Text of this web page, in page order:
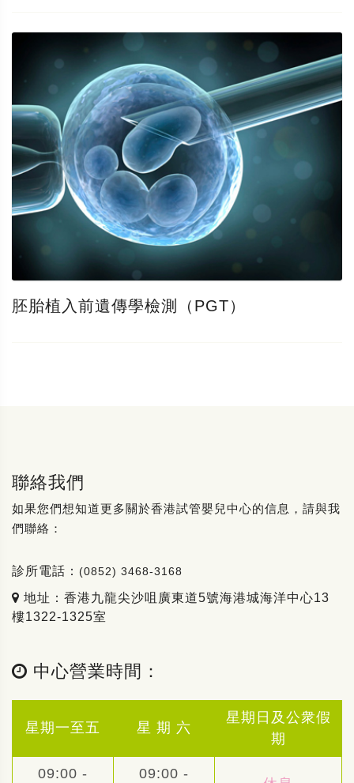
胚胎植入前遺傳學檢測（PGT）
聯絡我們
如果您們想知道更多關於香港試管嬰兒中心的信息，請與我
們聯絡：
診所電話： (0852) 3468-3168
地址：香港九龍尖沙咀廣東道5號海港城海洋中心13
樓1322-1325室
中心營業時間：
星期一至五 星 期 六
星期日及公衆假
期
09:00 - 09:00 -